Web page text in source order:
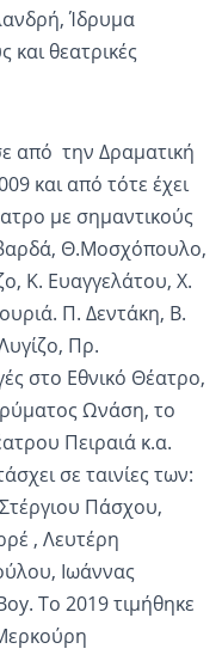
Ίδρυμα
θεατρικές
από την Δραματική
και από τότε έχει
με σημαντικούς
Θ.Μοσχόπουλο,
Κ. Ευαγγελάτου, Χ.
Π. Δεντάκη, Β.
Πρ.
στο Εθνικό Θέατρο,
Ωνάση, το
Πειραιά κ.α.
σε ταινίες των:
Πάσχου,
, Λευτέρη
Ιωάννας
Το 2019 τιμήθηκε